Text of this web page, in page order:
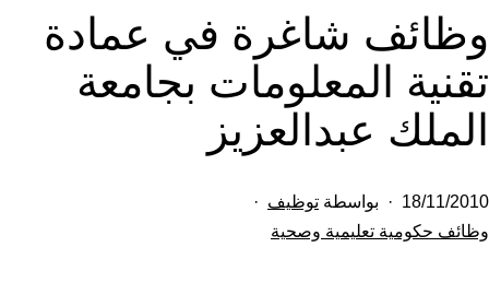
وظائف شاغرة في عمادة
تقنية المعلومات بجامعة
الملك عبدالعزيز
تم
النشر
18/11/2010 بواسطة توظيف
مصنف
وظائف حكومية تعليمية وصحية